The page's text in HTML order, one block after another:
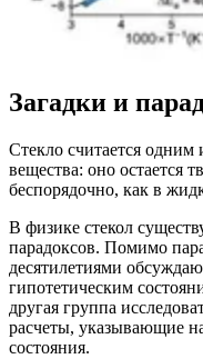
Загадки и
Стекло считается одним
вещества: оно остается
беспорядочно, как в
В физике стекол
парадоксов. Помимо
десятилетиями
гипотетическим
другая группа
расчеты, указывающие
состояния.